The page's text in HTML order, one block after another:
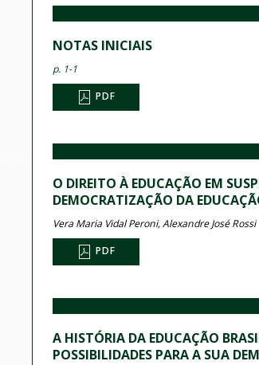
NOTAS INICIAIS
p. 1-1
PDF
O DIREITO À EDUCAÇÃO EM
DEMOCRATIZAÇÃO DA
Vera Maria Vidal Peroni, Alexandre José Rossi
PDF
A HISTÓRIA DA EDUCAÇÃO
POSSIBILIDADES PARA A SUA